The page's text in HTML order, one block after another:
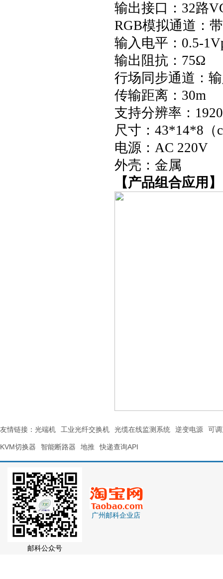
输出接口：32路
RGB模拟通道：
输入电平：0.5-
输出阻抗：75Ω
行场同步通道：
传输距离：30m
支持分辨率：
尺寸：43*14*8（
电源：AC 220V
外壳：金属
【产品组合应用】
友情链接： 光端机 工业光纤交换机 光缆在线监测系统 逆变电源 可
KVM切换器 智能断路器 地推 快递查询API
邮科公众号
广州邮科企业店